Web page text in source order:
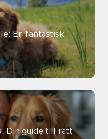
En fantastisk
Din guide till rätt